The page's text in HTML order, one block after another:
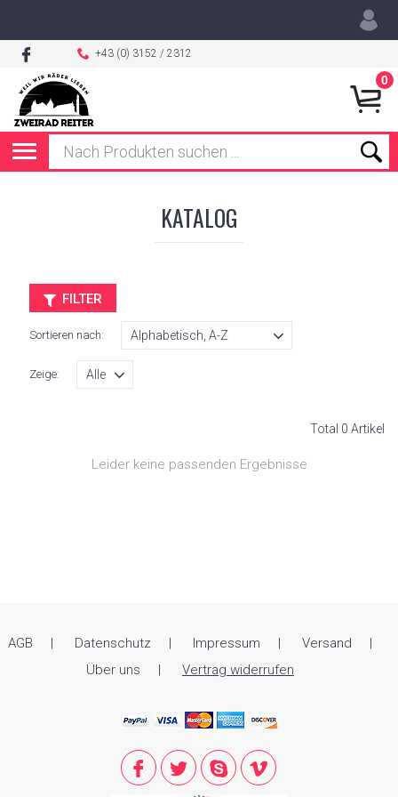
+43 (0) 3152 / 2312
0
KATALOG
FILTER
Sortieren nach:
Zeige:
Total 0 Artikel
Leider keine passenden Ergebnisse
AGB Datenschutz Impressum
Versand
Über uns
Vertrag widerrufen